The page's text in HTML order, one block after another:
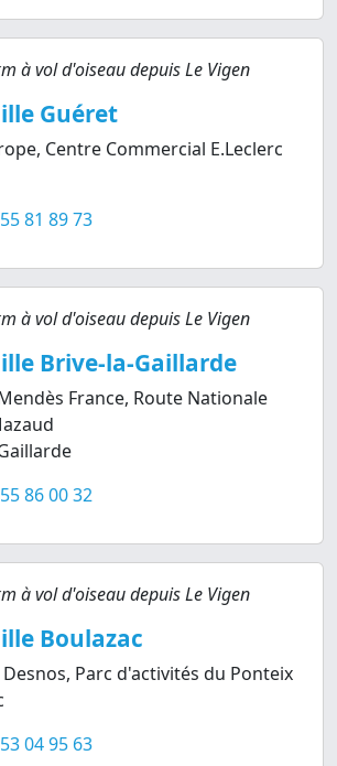
à vol d'oiseau depuis Le Vigen
Guéret
Centre Commercial E.Leclerc
81 89 73
à vol d'oiseau depuis Le Vigen
Brive-la-Gaillarde
France, Route Nationale
86 00 32
à vol d'oiseau depuis Le Vigen
Boulazac
Parc d'activités du Ponteix
04 95 63